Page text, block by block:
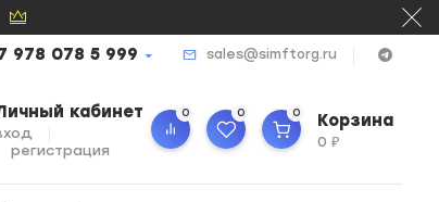
978 078 5 999 sales@simftorg.ru
кабинет
регистрация
0 0 0 Корзина
0₽